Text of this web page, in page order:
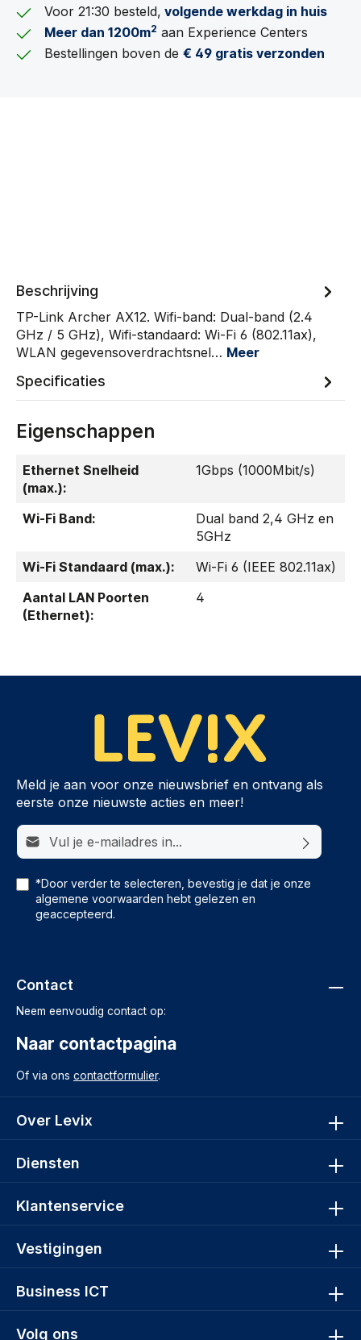
Voor 21:30 besteld, volgende werkdag in huis
Meer dan 1200m2 aan Experience Centers
Bestellingen boven de€ 49 gratis verzonden
Beschrijving
TP-Link Archer AX12. Wifi-band: Dual-band (2.4
GHz / 5 GHz), Wifi-standaard: Wi-Fi 6 (802.11ax),
WLAN gegevensoverdrachtsnel… Meer
Specificaties
Eigenschappen
Ethernet Snelheid
(max.):
1Gbps (1000Mbit/s)
Wi-Fi Band:
Dual band 2,4 GHz en
5GHz
Wi-Fi Standaard (max.):
Wi-Fi 6 (IEEE 802.11ax)
Aantal LAN Poorten
(Ethernet):
4
Meld je aan voor onze nieuwsbrief en ontvang als
eerste onze nieuwste acties en meer!
E-mailadres*
*Door verder te selecteren, bevestig je dat je onze
algemene voorwaarden hebt gelezen en
geaccepteerd.
Volg ons
Contact
Neem eenvoudig contact op:
Naar contactpagina
Of via ons contactformulier.
Over Levix
Diensten
Klantenservice
Vestigingen
Business ICT